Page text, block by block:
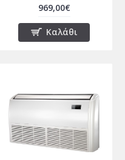
969,00€
Καλάθι